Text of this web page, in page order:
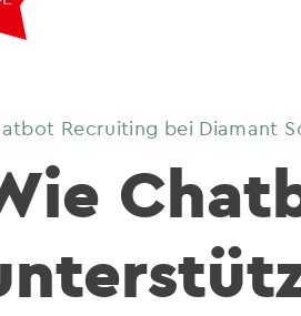
Recruiting bei Diamant